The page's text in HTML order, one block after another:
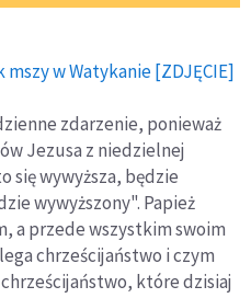
w Watykanie [ZDJĘCIE]
zdarzenie, ponieważ
Jezusa z niedzielnej
się wywyższa, będzie
wywyższony". Papież
a przede wszystkim swoim
chrześcijaństwo i czym
które dzisiaj